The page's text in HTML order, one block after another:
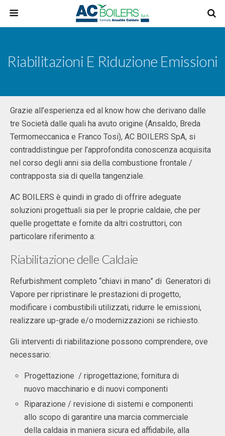
Riabilitazioni E Riduzione Emissioni
Grazie all’esperienza ed al know how che derivano dalle
tre Società dalle quali ha avuto origine (Ansaldo, Breda
Termomeccanica e Franco Tosi), AC BOILERS SpA, si
contraddistingue per l’approfondita conoscenza acquisita
nel corso degli anni sia della combustione frontale /
contrapposta sia di quella tangenziale.
AC BOILERS è quindi in grado di offrire adeguate
soluzioni progettuali sia per le proprie caldaie, che per
quelle progettate e fornite da altri costruttori, con
particolare riferimento a:
Riabilitazione delle Caldaie
Refurbishment completo “chiavi in mano” di Generatori di
Vapore per ripristinare le prestazioni di progetto,
modificare i combustibili utilizzati, ridurre le emissioni,
realizzare up-grade e/o modernizzazioni se richiesto.
Gli interventi di riabilitazione possono comprendere, ove
necessario:
Progettazione / riprogettazione; fornitura di
nuovo macchinario e di nuovi componenti
Riparazione / revisione di sistemi e componenti
allo scopo di garantire una marcia commerciale
della caldaia in maniera sicura ed affidabile, alla